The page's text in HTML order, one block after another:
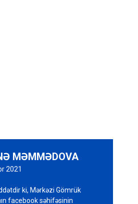
MƏMMƏDOVA
2021
ki, Mərkəzi Gömrük
facebook səhifəsinin